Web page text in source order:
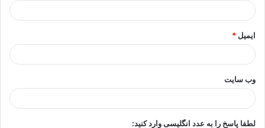
ایمیل *
وب‌ سایت
لطفا پاسخ را به عدد انگلیسی وارد کنید: